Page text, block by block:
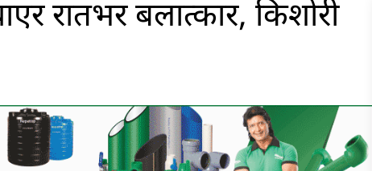
रातभर बलात्कार, किशोरी